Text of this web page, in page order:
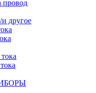
провод
другое